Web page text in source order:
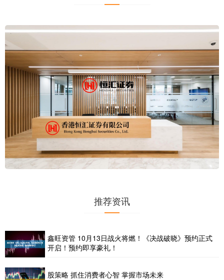
推荐资讯
鑫旺资管 10月13日战火将燃！《决战破晓》预约正式
开启！预约即享豪礼！
股策略 抓住消费者心智 掌握市场未来